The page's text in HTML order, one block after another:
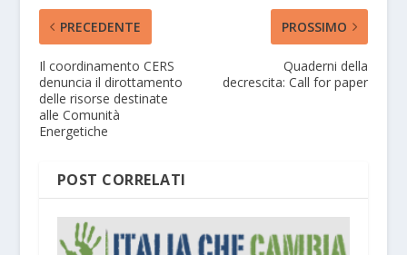
PRECEDENTE
Il coordinamento CERS
denuncia il dirottamento
delle risorse destinate
alle Comunità
Energetiche
PROSSIMO
Quaderni della
decrescita: Call for paper
POST CORRELATI